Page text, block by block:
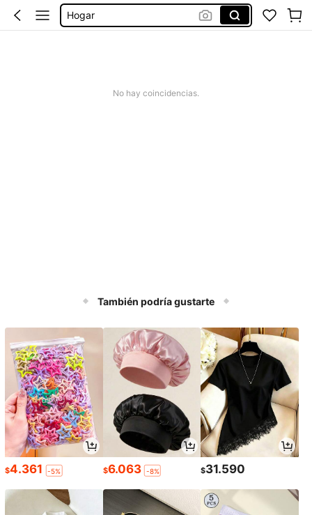
Hogar
No hay coincidencias.
También podría gustarte
$4.361 -5% $6.063 -8% $31.590